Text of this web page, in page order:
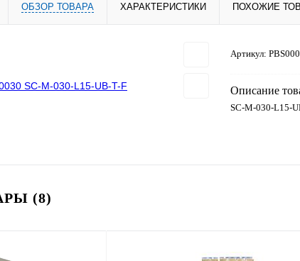
ОБЗОР ТОВАРА ХАРАКТЕРИСТИКИ ПОХОЖИЕ
Артикул:
Описание
SC-M-030-L15-
(8)